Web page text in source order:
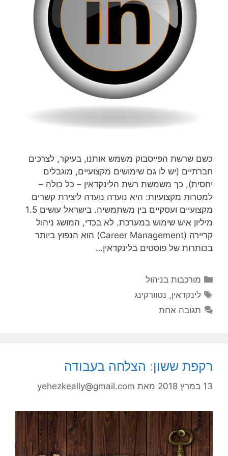
כשם שרשת הפייסבוק משמש אותנו, בעיקר, לצרכים
חברתיים (יש לו גם שימושים מקצועיים, מוגבלים
יחסית), כך משמשת רשת הלינקדאין – כל כולה –
למטרות מקצועיות: היא נועדה נועדה ליצירת קשרים
מקצועיים ועסקיים בין משתמשיה. בישראל עושים 1.5
מיליון איש שימוש במערכת. לא בכדי, המושג ניהול
קריירה (Career Management) הוא הנפוץ ביותר
בכותרות של פוסטים בלינקדאין…
קטגוריות
מורכבות בניהול
תגיות
לינקדאין, נטוורקינג
תגובה אחת
רקפת ששון: הצלחה בעבודה
13 במרץ 2018 מאת yehezkeally@gmail.com